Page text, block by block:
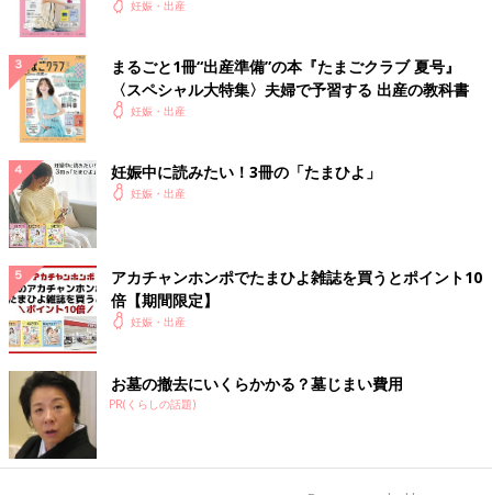
妊娠・出産
まるごと1冊“出産準備”の本『たまごクラブ 夏号』
〈スペシャル大特集〉夫婦で予習する 出産の教科書
妊娠・出産
妊娠中に読みたい！3冊の「たまひよ」
妊娠・出産
アカチャンホンポでたまひよ雑誌を買うとポイント10
倍【期間限定】
妊娠・出産
お墓の撤去にいくらかかる？墓じまい費用
PR(くらしの話題)